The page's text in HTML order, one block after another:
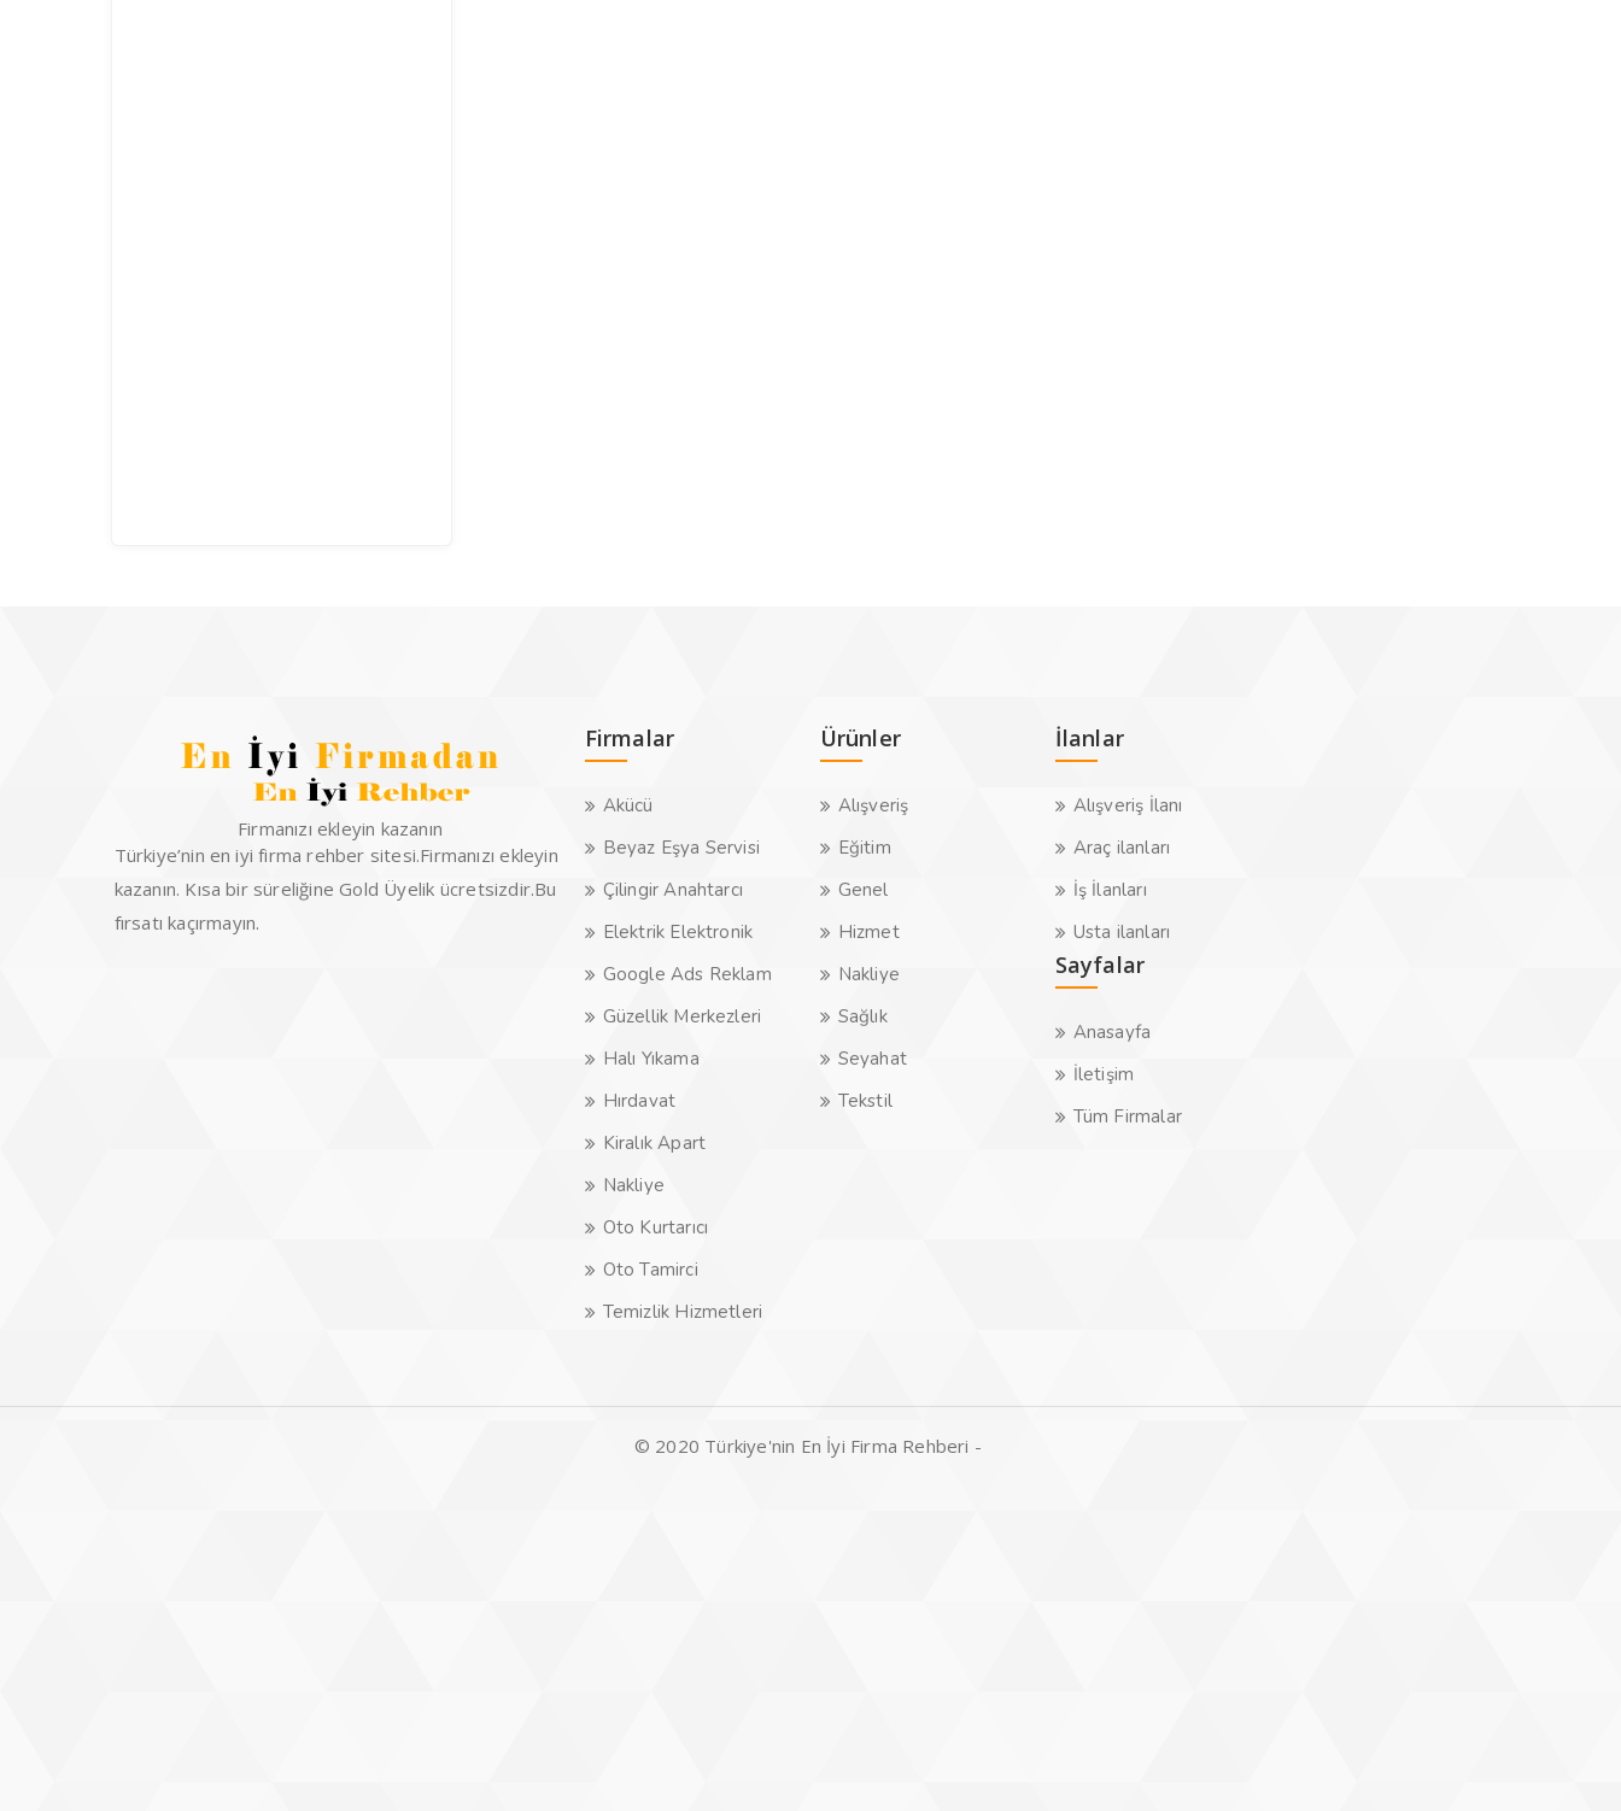
Firmanızı ekleyin kazanın
Türkiye’nin en iyi firma rehber sitesi.Firmanızı ekleyin
kazanın. Kısa bir süreliğine Gold Üyelik ücretsizdir.Bu
fırsatı kaçırmayın.
Firmalar
Akücü
Beyaz Eşya Servisi
Çilingir Anahtarcı
Elektrik Elektronik
Google Ads Reklam
Güzellik Merkezleri
Halı Yıkama
Hırdavat
Kiralık Apart
Nakliye
Oto Kurtarıcı
Oto Tamirci
Temizlik Hizmetleri
Ürünler
Alışveriş
Eğitim
Genel
Hizmet
Nakliye
Sağlık
Seyahat
Tekstil
İlanlar
Alışveriş İlanı
Araç ilanları
İş İlanları
Usta ilanları
Sayfalar
Anasayfa
İletişim
Tüm Firmalar
© 2020 Türkiye'nin En İyi Firma Rehberi -